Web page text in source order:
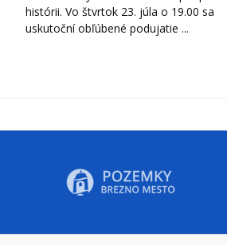
histórii. Vo štvrtok 23. júla o 19.00 sa
uskutoční obľúbené podujatie ...